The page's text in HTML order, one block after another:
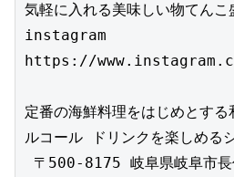
気軽に入れる美味しい物てんこ
instagram
https://
定番の海鮮料理をはじめとす
ルコール ドリンクを楽しめる